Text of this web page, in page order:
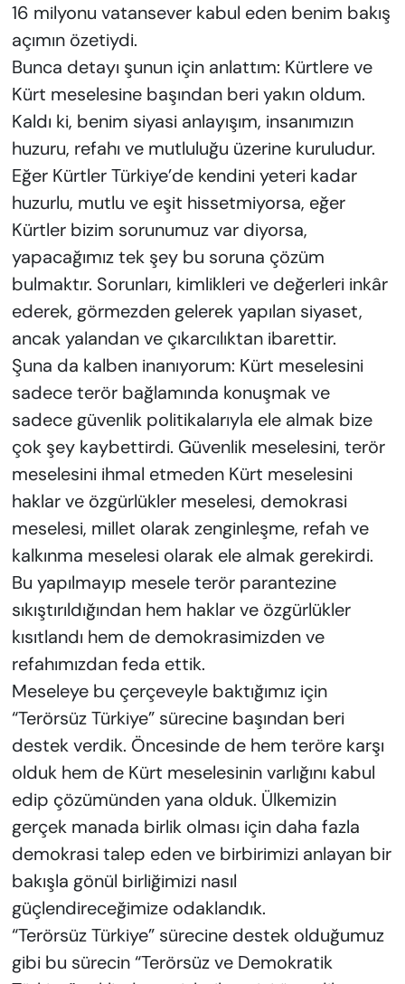
16 milyonu vatansever kabul eden benim bakış
açımın özetiydi.
Bunca detayı şunun için anlattım: Kürtlere ve
Kürt meselesine başından beri yakın oldum.
Kaldı ki, benim siyasi anlayışım, insanımızın
huzuru, refahı ve mutluluğu üzerine kuruludur.
Eğer Kürtler Türkiye’de kendini yeteri kadar
huzurlu, mutlu ve eşit hissetmiyorsa, eğer
Kürtler bizim sorunumuz var diyorsa,
yapacağımız tek şey bu soruna çözüm
bulmaktır. Sorunları, kimlikleri ve değerleri inkâr
ederek, görmezden gelerek yapılan siyaset,
ancak yalandan ve çıkarcılıktan ibarettir.
Şuna da kalben inanıyorum: Kürt meselesini
sadece terör bağlamında konuşmak ve
sadece güvenlik politikalarıyla ele almak bize
çok şey kaybettirdi. Güvenlik meselesini, terör
meselesini ihmal etmeden Kürt meselesini
haklar ve özgürlükler meselesi, demokrasi
meselesi, millet olarak zenginleşme, refah ve
kalkınma meselesi olarak ele almak gerekirdi.
Bu yapılmayıp mesele terör parantezine
sıkıştırıldığından hem haklar ve özgürlükler
kısıtlandı hem de demokrasimizden ve
refahımızdan feda ettik.
Meseleye bu çerçeveyle baktığımız için
“Terörsüz Türkiye” sürecine başından beri
destek verdik. Öncesinde de hem teröre karşı
olduk hem de Kürt meselesinin varlığını kabul
edip çözümünden yana olduk. Ülkemizin
gerçek manada birlik olması için daha fazla
demokrasi talep eden ve birbirimizi anlayan bir
bakışla gönül birliğimizi nasıl
güçlendireceğimize odaklandık.
“Terörsüz Türkiye” sürecine destek olduğumuz
gibi bu sürecin “Terörsüz ve Demokratik